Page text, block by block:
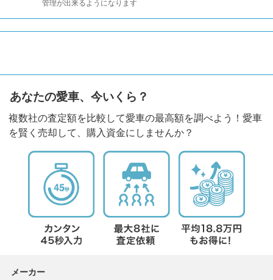
管理が出来るようになります
あなたの愛車、今いくら？
複数社の査定額を比較して愛車の最高額を調べよう！愛車
を賢く売却して、購入資金にしませんか？
メーカー